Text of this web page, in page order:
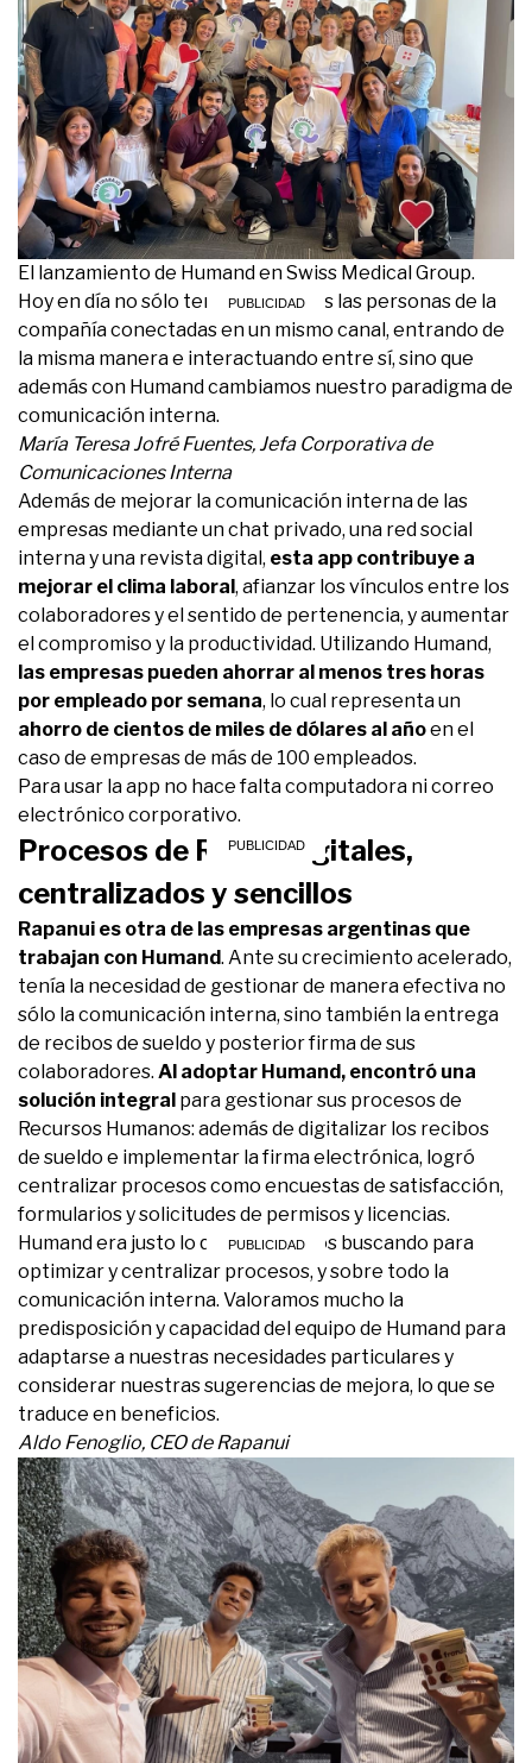
El lanzamiento de Humand en Swiss Medical Group.
Hoy en día no sólo tenemos a todas las personas de la
compañía conectadas en un mismo canal, entrando de
la misma manera e interactuando entre sí, sino que
además con Humand cambiamos nuestro paradigma de
comunicación interna.
María Teresa Jofré Fuentes, Jefa Corporativa de
Comunicaciones Interna
Además de mejorar la comunicación interna de las
empresas mediante un chat privado, una red social
interna y una revista digital, esta app contribuye a
mejorar el clima laboral, afianzar los vínculos entre los
colaboradores y el sentido de pertenencia, y aumentar
el compromiso y la productividad. Utilizando Humand,
las empresas pueden ahorrar al menos tres horas
por empleado por semana, lo cual representa un
ahorro de cientos de miles de dólares al añoen el
caso de empresas de más de 100 empleados.
Para usar la app no hace falta computadora ni correo
electrónico corporativo.
Procesos de RRHH digitales,
centralizados y sencillos
Rapanui es otra de las empresas argentinas que
trabajan con Humand. Ante su crecimiento acelerado,
tenía la necesidad de gestionar de manera efectiva no
sólo la comunicación interna, sino también la entrega
de recibos de sueldo y posterior firma de sus
colaboradores. Al adoptar Humand, encontró una
solución integral para gestionar sus procesos de
Recursos Humanos: además de digitalizar los recibos
de sueldo e implementar la firma electrónica, logró
centralizar procesos como encuestas de satisfacción,
formularios y solicitudes de permisos y licencias.
Humand era justo lo que estábamos buscando para
optimizar y centralizar procesos, y sobre todo la
comunicación interna. Valoramos mucho la
predisposición y capacidad del equipo de Humand para
adaptarse a nuestras necesidades particulares y
considerar nuestras sugerencias de mejora, lo que se
traduce en beneficios.
Aldo Fenoglio, CEO de Rapanui